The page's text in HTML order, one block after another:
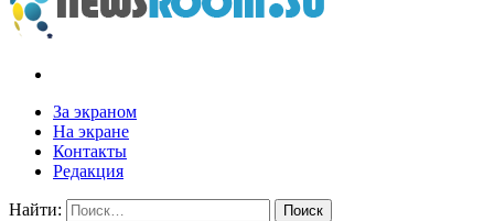
newsroom.su
Новости о новостях
За экраном
На экране
Контакты
Редакция
Найти: